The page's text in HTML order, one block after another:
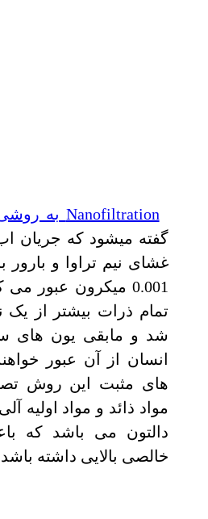
Nanofiltration به روشی
گفته میشود که جریان
غشای نیم تراوا و بارور
0.001 میکرون عبور
تمام ذرات بیشتر از یک
شد و مابقی یون های
انسان از آن عبور
های مثبت این روش
دالتون می باشد که
خالصی بالایی داشته